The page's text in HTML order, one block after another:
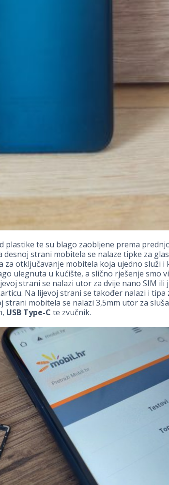
plastike te su blago zaobljene prema
strani mobitela se nalaze tipke za
za otključavanje mobitela koja ujedno služi i
ulegnuta u kućište, a slično rješenje smo
strani se nalazi utor za dvije nano SIM ili
Na lijevoj strani se također nalazi i tipa
strani mobitela se nalazi 3,5mm utor za
USB Type-C te zvučnik.